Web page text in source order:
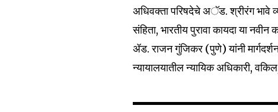
अधिवक्ता परिषदेचे अॅड. श्रीरंग भावे
संहिता, भारतीय पुरावा कायदा या
ॲड. राजन गुंजिकर (पुणे) यांनी
न्यायालयातील न्यायिक अधिकारी, वकिल,